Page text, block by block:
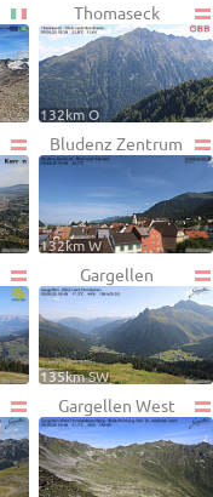
Thomaseck
132km O
Bludenz Zentrum
132km W
Gargellen
135km SW
Gargellen West